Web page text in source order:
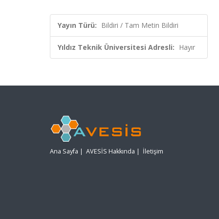
Yayın Türü: Bildiri / Tam Metin Bildiri
Yıldız Teknik Üniversitesi Adresli: Hayır
Ana Sayfa | AVESİS Hakkında | İletişim